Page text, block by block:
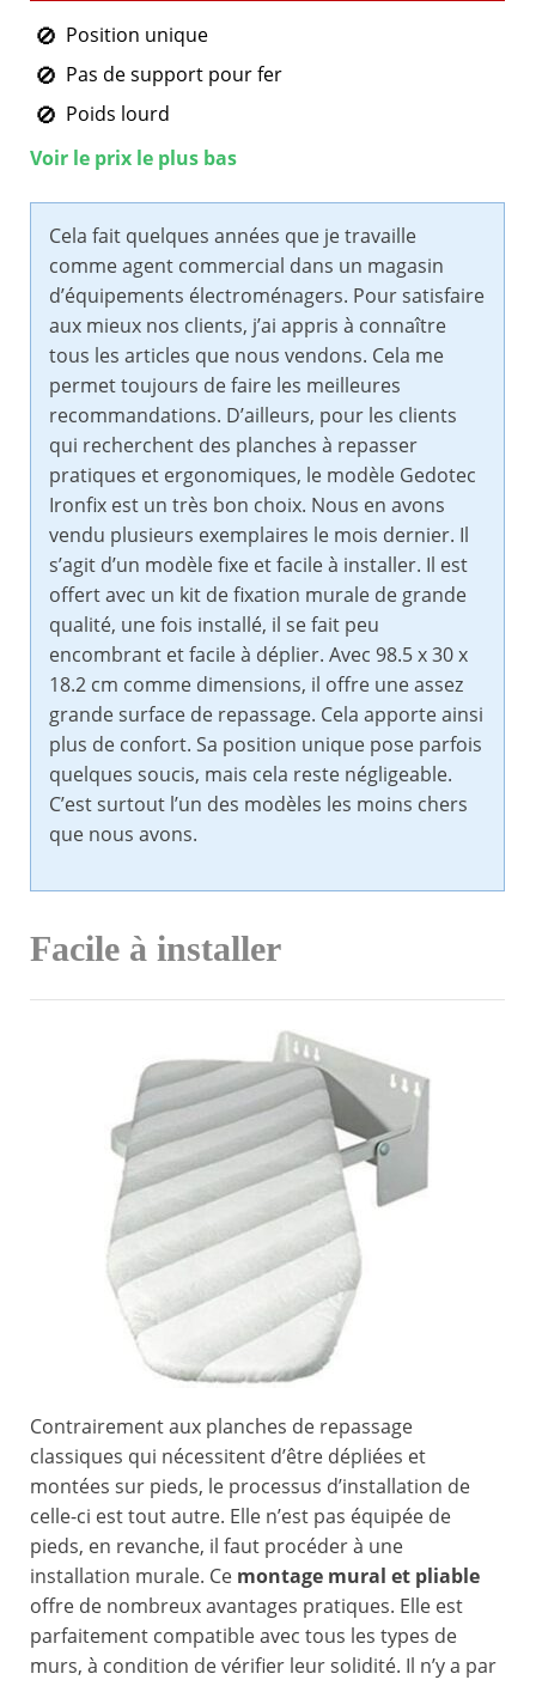
Position unique
Pas de support pour fer
Poids lourd
Voir le prix le plus bas
Cela fait quelques années que je travaille
comme agent commercial dans un magasin
d’équipements électroménagers. Pour satisfaire
aux mieux nos clients, j’ai appris à connaître
tous les articles que nous vendons. Cela me
permet toujours de faire les meilleures
recommandations. D’ailleurs, pour les clients
qui recherchent des planches à repasser
pratiques et ergonomiques, le modèle Gedotec
Ironfix est un très bon choix. Nous en avons
vendu plusieurs exemplaires le mois dernier. Il
s’agit d’un modèle fixe et facile à installer. Il est
offert avec un kit de fixation murale de grande
qualité, une fois installé, il se fait peu
encombrant et facile à déplier. Avec 98.5 x 30 x
18.2 cm comme dimensions, il offre une assez
grande surface de repassage. Cela apporte ainsi
plus de confort. Sa position unique pose parfois
quelques soucis, mais cela reste négligeable.
C’est surtout l’un des modèles les moins chers
que nous avons.
Facile à installer
Contrairement aux planches de repassage
classiques qui nécessitent d’être dépliées et
montées sur pieds, le processus d’installation de
celle-ci est tout autre. Elle n’est pas équipée de
pieds, en revanche, il faut procéder à une
installation murale. Ce montage mural et pliable
offre de nombreux avantages pratiques. Elle est
parfaitement compatible avec tous les types de
murs, à condition de vérifier leur solidité. Il n’y a par